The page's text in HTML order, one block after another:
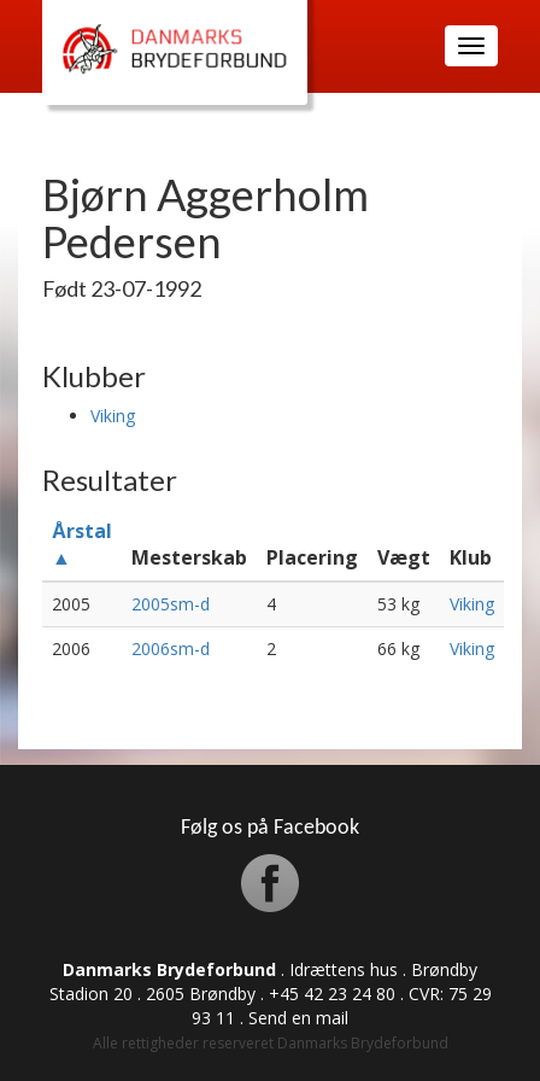
Toggle
navigation
Bjørn Aggerholm
Pedersen
Født 23-07-1992
Klubber
Viking
Resultater
Årstal
▲
Mesterskab Placering Vægt Klub
2005 2005sm-d 4 53 kg
Viking
2006
2006sm-d 2 66 kg Viking
Følg os på Facebook
Danmarks Brydeforbund . Idrættens hus . Brøndby
Stadion 20 . 2605 Brøndby . +45 42 23 24 80 . CVR: ​​​​​​75 29
93 11 . Send en mail
Alle rettigheder reserveret Danmarks Brydeforbund